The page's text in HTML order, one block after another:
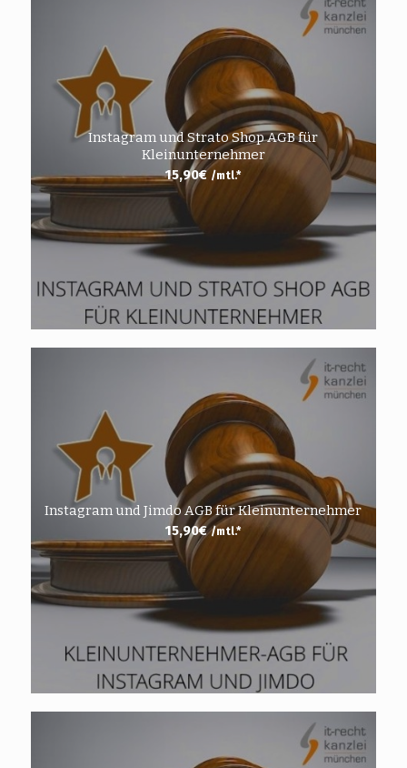
Instagram und Strato Shop AGB für
Kleinunternehmer
15,90€ /mtl.*
Instagram und Jimdo AGB für Kleinunternehmer
15,90€ /mtl.*